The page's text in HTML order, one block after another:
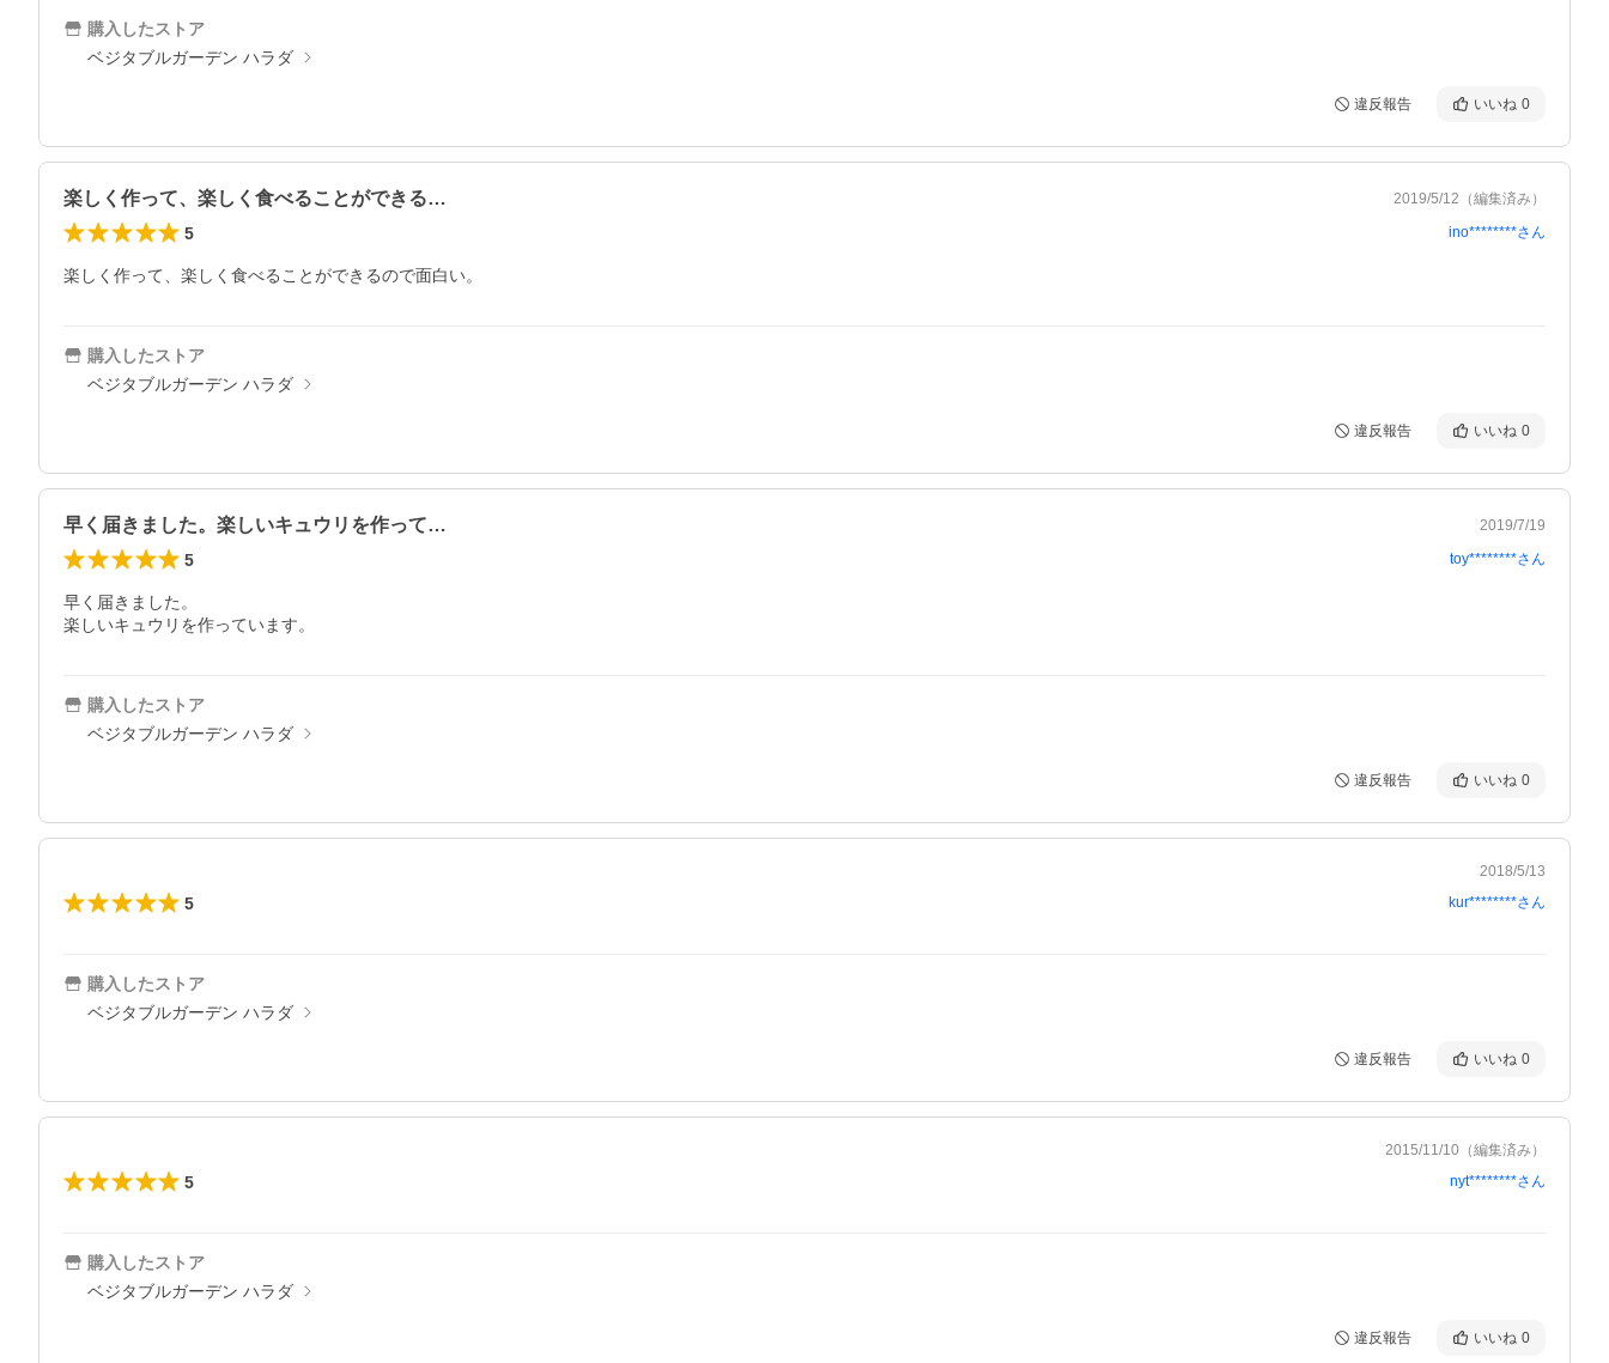
購入したストア
ベジタブルガーデン ハラダ
違反報告 いいね 0
楽しく作って、楽しく食べることができる… 2019/5/12 （編集済み）
5 ino********さん
楽しく作って、楽しく食べることができるので面白い。
購入したストア
ベジタブルガーデン ハラダ
違反報告 いいね 0
早く届きました。楽しいキュウリを作って… 2019/7/19
5 toy********さん
早く届きました。
楽しいキュウリを作っています。
購入したストア
ベジタブルガーデン ハラダ
違反報告 いいね 0
2018/5/13
5 kur********さん
購入したストア
ベジタブルガーデン ハラダ
違反報告 いいね 0
2015/11/10 （編集済み）
5 nyt********さん
購入したストア
ベジタブルガーデン ハラダ
違反報告 いいね 0